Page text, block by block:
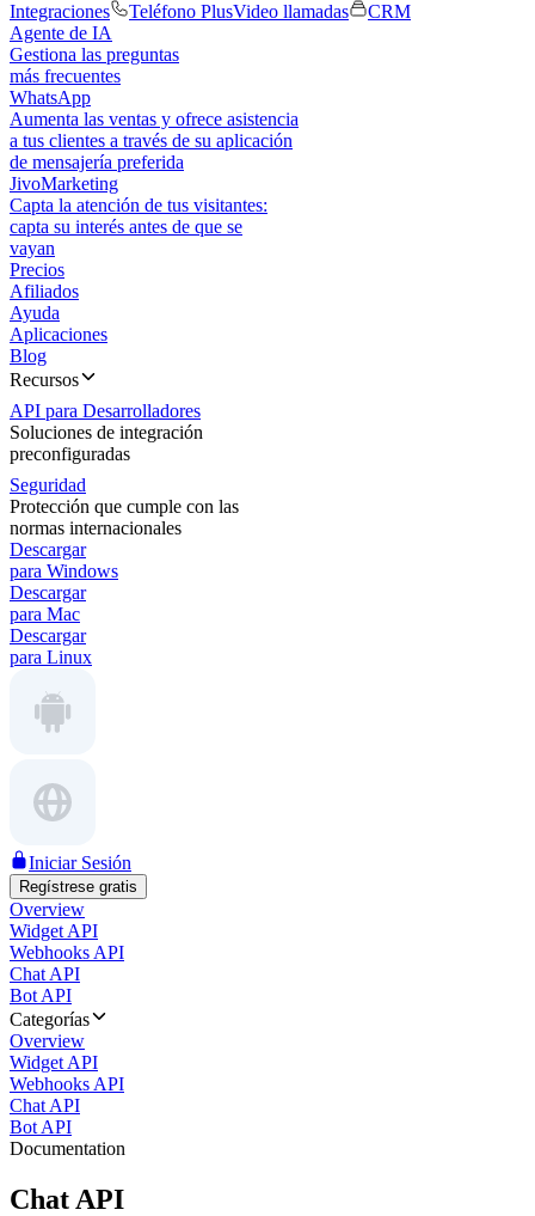
Integraciones
Teléfono PlusVideo llamadas
CRM
Agente de IA
Gestiona las preguntas
más frecuentes
WhatsApp
Aumenta las ventas y ofrece asistencia
a tus clientes a través de su aplicación
de mensajería preferida
JivoMarketing
Capta la atención de tus visitantes:
capta su interés antes de que se
vayan
Precios
Afiliados
Ayuda
Aplicaciones
Blog
Recursos
API para Desarrolladores
Soluciones de integración
preconfiguradas
Seguridad
Protección que cumple con las
normas internacionales
Descargar
para Windows
Descargar
para Mac
Descargar
para Linux
Iniciar Sesión
Regístrese gratis
Overview
Widget API
Webhooks API
Chat API
Bot API
Categorías
Overview
Widget API
Webhooks API
Chat API
Bot API
Documentation
Chat API